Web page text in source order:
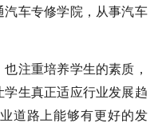
车专修学院，从事汽车
注重培养学生的素质，
生真正适应行业发展趋
道路上能够有更好的发